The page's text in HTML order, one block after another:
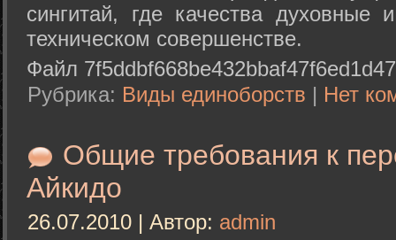
сингитай, где качества духовные
техническом совершенстве.
Файл
Рубрика: Виды единоборств | Нет
Общие требования к
Айкидо
26.07.2010 | Автор: admin